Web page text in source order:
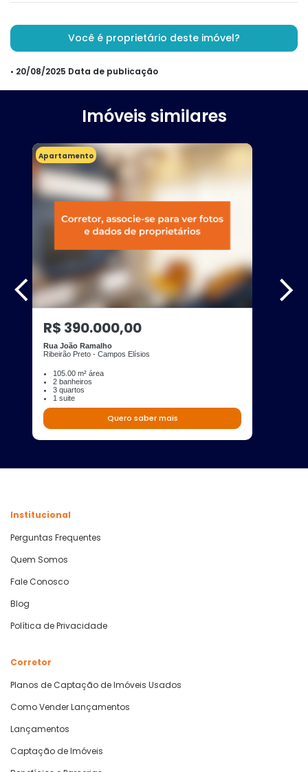
Você é proprietário deste imóvel?
• 20/08/2025 Data de publicação
Imóveis similares
Apartamento
R$ 390.000,00
Rua João Ramalho
Ribeirão Preto - Campos Elísios
105.00 m² área
2 banheiros
3 quartos
1 suite
Quero saber mais
Institucional
Perguntas Frequentes
Quem Somos
Fale Conosco
Blog
Política de Privacidade
Corretor
Planos de Captação de Imóveis Usados
Como Vender Lançamentos
Lançamentos
Captação de Imóveis